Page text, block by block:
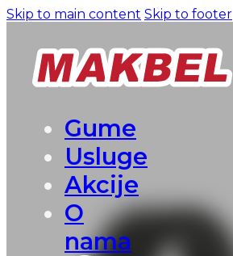
Skip to main content Skip to footer
Gume
Usluge
Akcije
O
nama